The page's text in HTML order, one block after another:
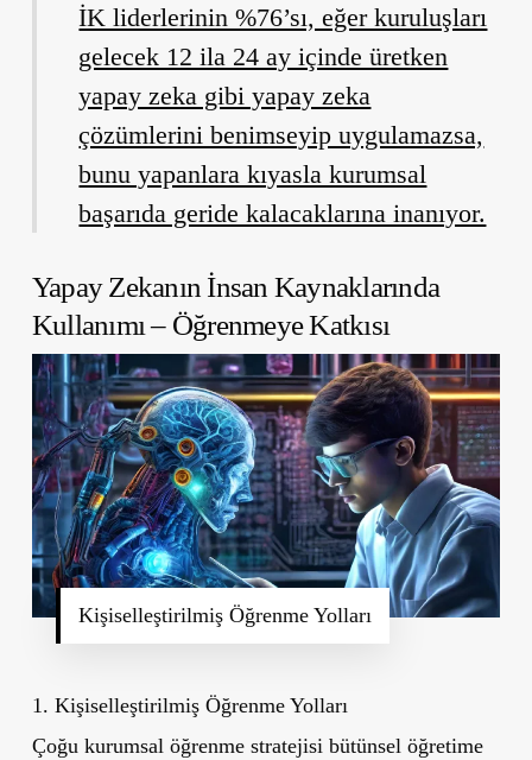
İK liderlerinin %76’sı, eğer kuruluşları
gelecek 12 ila 24 ay içinde üretken
yapay zeka gibi yapay zeka
çözümlerini benimseyip uygulamazsa,
bunu yapanlara kıyasla kurumsal
başarıda geride kalacaklarına inanıyor.
Yapay Zekanın İnsan Kaynaklarında
Kullanımı – Öğrenmeye Katkısı
Kişiselleştirilmiş Öğrenme Yolları
1. Kişiselleştirilmiş Öğrenme Yolları
Çoğu kurumsal öğrenme stratejisi bütünsel öğretime